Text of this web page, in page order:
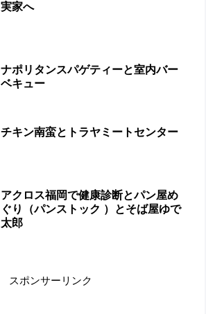
実家へ
ナポリタンスパゲティーと室内バー
ベキュー
チキン南蛮とトラヤミートセンター
アクロス福岡で健康診断とパン屋め
ぐり（パンストック ）とそば屋ゆで
太郎
スポンサーリンク